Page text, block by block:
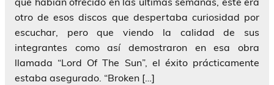
otro de esos discos que despertaba curiosidad por
escuchar, pero que viendo la calidad de sus
integrantes como así demostraron en esa obra
llamada “Lord Of The Sun”, el éxito prácticamente
estaba asegurado. “Broken […]